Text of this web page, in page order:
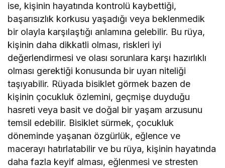
ise, kişinin hayatında kontrolü kaybettiği,
başarısızlık korkusu yaşadığı veya beklenmedik
bir olayla karşılaştığı anlamına gelebilir. Bu rüya,
kişinin daha dikkatli olması, riskleri iyi
değerlendirmesi ve olası sorunlara karşı hazırlıklı
olması gerektiği konusunda bir uyarı niteliği
taşıyabilir. Rüyada bisiklet görmek bazen de
kişinin çocukluk özlemini, geçmişe duyduğu
hasreti veya basit ve doğal bir yaşam arzusunu
temsil edebilir. Bisiklet sürmek, çocukluk
döneminde yaşanan özgürlük, eğlence ve
macerayı hatırlatabilir ve bu rüya, kişinin hayatında
daha fazla keyif alması, eğlenmesi ve stresten